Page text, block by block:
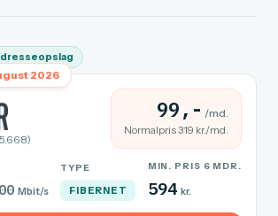
2026
Mbit/s
TYPE
FIBERNET
MIN. PRIS 6 MDR.
594 kr.
99,- /md.
Normalpris 319 kr./md.